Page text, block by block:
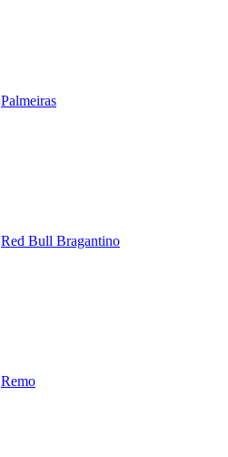
Palmeiras
Red Bull Bragantino
Remo